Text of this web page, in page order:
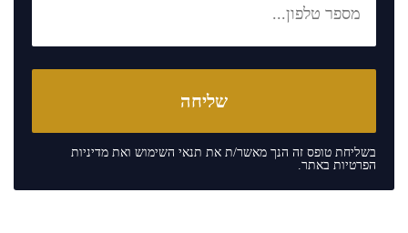
בשליחת טופס זה הנך מאשר/ת את תנאי השימוש ואת מדיניות
הפרטיות באתר.